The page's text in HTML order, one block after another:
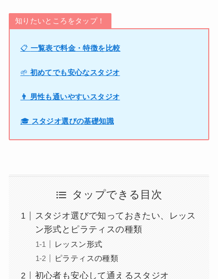
知りたいところをタップ！
📋 一覧表で料金・特徴を比較
🌱 初めてでも安心なスタジオ
👨 男性も通いやすいスタジオ
🎓 スタジオ選びの基礎知識
タップできる目次
スタジオ選びで知っておきたい、レッス
ン形式とピラティスの種類
レッスン形式
ピラティスの種類
初心者も安心して通えるスタジオ